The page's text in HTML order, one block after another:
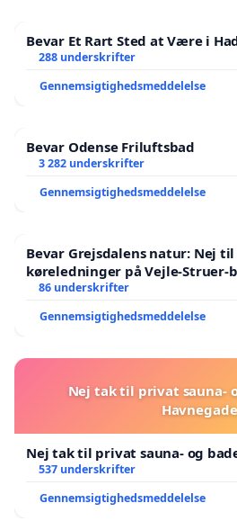
Bevar Et Rart Sted at Være i
288 underskrifter
Gennemsigtighedsmeddelelse
Bevar Odense Friluftsbad
3 282 underskrifter
Gennemsigtighedsmeddelelse
Bevar Grejsdalens natur: Nej til
køreledninger på Vejle-Struer-
86 underskrifter
Gennemsigtighedsmeddelelse
Nej tak til privat sauna-
Nej tak til privat sauna- og
537 underskrifter
Gennemsigtighedsmeddelelse